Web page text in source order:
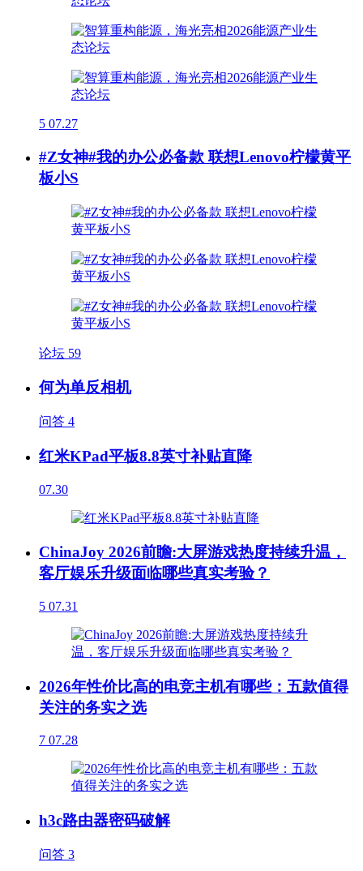
5 07.27
#Z女神#我的办公必备款 联想Lenovo柠檬黄平
板小S
论坛 59
何为单反相机
问答 4
红米KPad平板8.8英寸补贴直降
07.30
ChinaJoy 2026前瞻:大屏游戏热度持续升温，
客厅娱乐升级面临哪些真实考验？
5 07.31
2026年性价比高的电竞主机有哪些：五款值得
关注的务实之选
7 07.28
h3c路由器密码破解
问答 3